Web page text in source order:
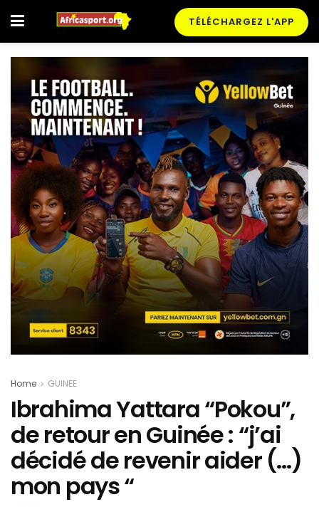
TÉLÉCHARGEZ L'APP
Home GUINEE
Ibrahima Yattara “Pokou”,
de retour en Guinée : “j’ai
décidé de revenir aider (…)
mon pays “